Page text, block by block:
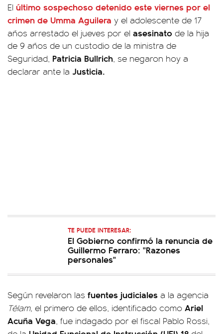
El último sospechoso detenido este viernes por el
crimen de Umma Aguilera y el adolescente de 17
años arrestado el jueves por el asesinato de la hija
de 9 años de un custodio de la ministra de
Seguridad, Patricia Bullrich, se negaron hoy a
declarar ante la Justicia.
TE PUEDE INTERESAR:
El Gobierno confirmó la renuncia de
Guillermo Ferraro: "Razones
personales"
Según revelaron las fuentes judiciales a la agencia
Télam, el primero de ellos, identificado como Ariel
Acuña Vega, fue indagado por el fiscal Pablo Rossi,